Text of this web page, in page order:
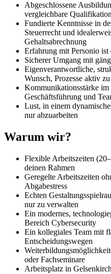
Abgeschlossene
vergleichbare
Fundierte Kenntnisse in
Steuerrecht und
Gehaltsabrechnung
Erfahrung mit Personio
Sicherer Umgang mit
Eigenverantwortliche,
Wunsch, Prozesse aktiv
Kommunikationsstärke im
Geschäftsführung und
Lust, in einem
nur abzuarbeiten
Warum wir?
Flexible Arbeitszeiten
deinen Rahmen
Geregelte Arbeitszeiten
Abgabestress
Echten
nur zu verwalten
Ein modernes,
Bereich Cybersecurity
Ein kollegiales Team mit
Entscheidungswegen
oder Fachseminare
Arbeitsplatz in